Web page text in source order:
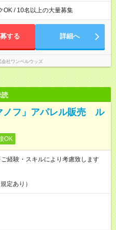
OK / 10名以上の大量募集
する 詳細へ
会社ワンベルウッズ
読
ノフ」アパレル販売 ル
OK
験・スキルにより考慮致します
定あり）